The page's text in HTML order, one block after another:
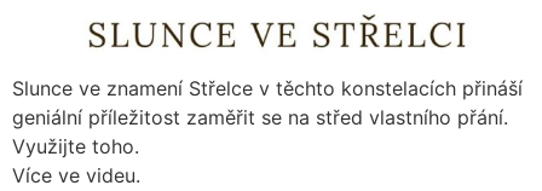
Slunce ve znamení Střelce v těchto konstelacích přináší
geniální příležitost zaměřit se na střed vlastního přání.
Využijte toho.
Více ve videu.